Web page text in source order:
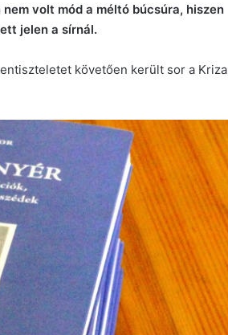
volt mód a méltó búcsúra, hiszen
jelen a sírnál.
követően került sor a Kriza